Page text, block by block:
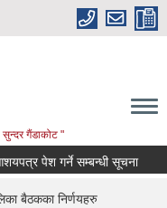
गैंडाकोट "
पेश गर्ने सम्बन्धी सूचना
बैठकका निर्णयहरु